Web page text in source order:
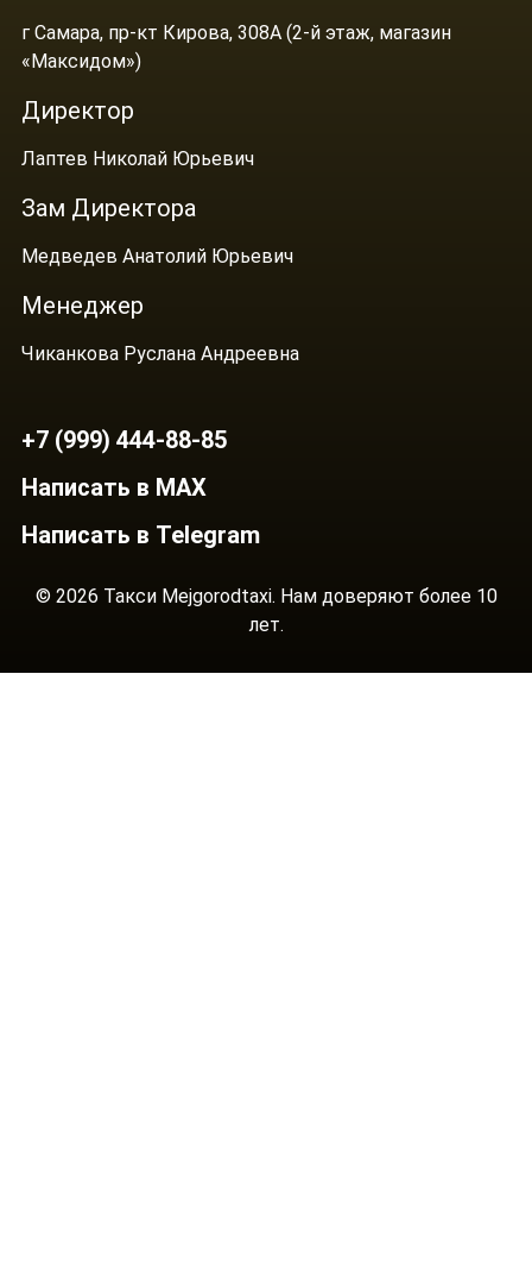
г Самара, пр-кт Кирова, 308А (2-й этаж, магазин
«Максидом»)
Директор
Лаптев Николай Юрьевич
Зам Директора
Медведев Анатолий Юрьевич
Менеджер
Чиканкова Руслана Андреевна
+7 (999) 444-88-85
Написать в MAX
Написать в Telegram
© 2026 Такси Mejgorodtaxi. Нам доверяют более 10
лет.